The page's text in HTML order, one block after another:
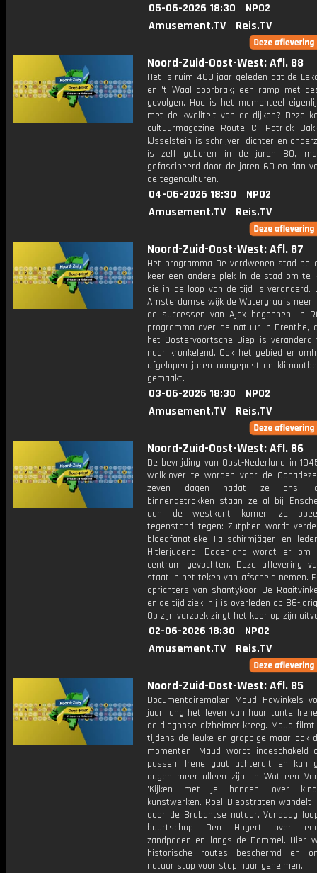
05-06-2026 18:30
NPO2
Amusement.TV
Reis.TV
Noord-Zuid-Oost-West: Afl. 88
Het is ruim 400 jaar geleden dat de
en 't Waal doorbrak; een ramp met
gevolgen. Hoe is het momenteel
met de kwaliteit van de dijken? Deze
cultuurmagazine Route C: Patrick
IJsselstein is schrijver, dichter en
is zelf geboren in de jaren 80,
gefascineerd door de jaren 60 en dan
de tegenculturen.
04-06-2026 18:30
NPO2
Amusement.TV
Reis.TV
Noord-Zuid-Oost-West: Afl. 87
Het programma De verdwenen stad
keer een andere plek in de stad om te
die in de loop van de tijd is veranderd.
Amsterdamse wijk de
de successen van Ajax begonnen. In
programma over de natuur in Drenthe,
het Oostervoortsche Diep is veranderd
naar kronkelend. Ook het gebied er
afgelopen jaren aangepast en
gemaakt.
03-06-2026 18:30
NPO2
Amusement.TV
Reis.TV
Noord-Zuid-Oost-West: Afl. 86
De bevrijding van Oost-Nederland in
walk-over te worden voor de
zeven dagen nadat ze ons
binnengetrokken staan ze al bij
aan de westkant komen ze
tegenstand tegen: Zutphen wordt
bloedfanatieke Fallschirmjäger en
Hitlerjugend. Dagenlang wordt er om
centrum gevochten. Deze aflevering
staat in het teken van afscheid nemen.
oprichters van shantykoor De
enige tijd ziek, hij is overleden op 86-
Op zijn verzoek zingt het koor op zijn
02-06-2026 18:30
NPO2
Amusement.TV
Reis.TV
Noord-Zuid-Oost-West: Afl. 85
Documentairemaker Maud Hawinkels
jaar lang het leven van haar tante
de diagnose alzheimer kreeg. Maud
tijdens de leuke en grappige maar ook
momenten. Maud wordt
passen. Irene gaat achteruit en kan
dagen meer alleen zijn. In Wat een
'Kijken met je handen' over
kunstwerken. Roel Diepstraten wandelt
door de Brabantse natuur. Vandaag
buurtschap Den Hogert over
zandpaden en langs de Dommel. Hier
historische routes beschermd en
natuur stap voor stap haar geheimen.